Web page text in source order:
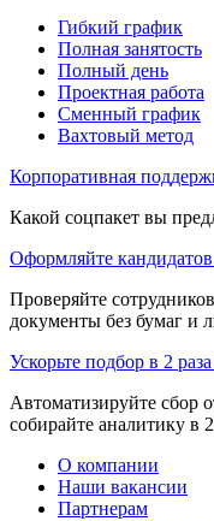
Гибкий график
Полная занятость
Полный день
Проектная работа
Сменный график
Вахтовый метод
Корпоративная
Какой соцпакет вы
Оформляйте
Проверяйте
документы без бумаг и
Ускорьте подбор в 2
Автоматизируйте сбор
собирайте аналитику в
О компании
Наши вакансии
Партнерам